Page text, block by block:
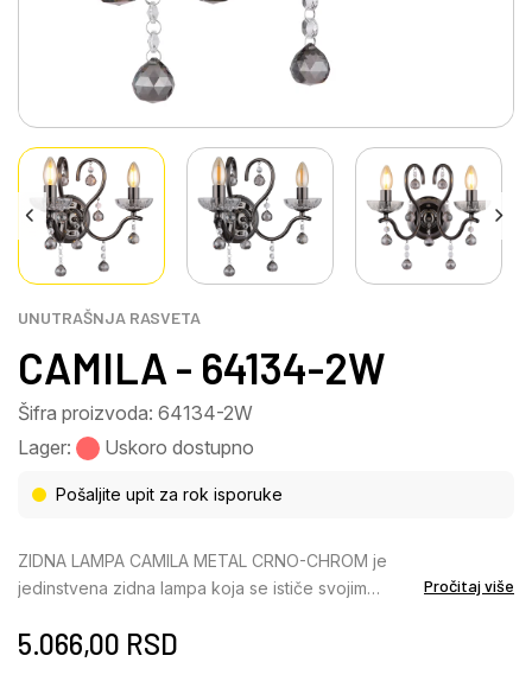
UNUTRAŠNJA RASVETA
CAMILA - 64134-2W
Šifra proizvoda: 64134-2W
Lager:
Uskoro dostupno
Pošaljite upit za rok isporuke
ZIDNA LAMPA CAMILA METAL CRNO-CHROM je
jedinstvena zidna lampa koja se ističe svojim
nagore joj daje klasičan dodir i savršeno se uklapa
Pročitaj više
5.066,00 RSD